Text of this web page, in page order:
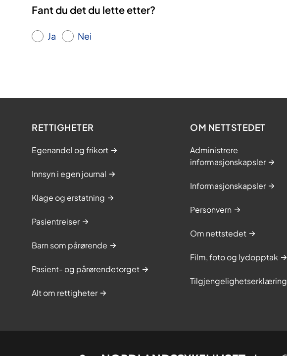
Fant du det du lette etter?
Ja Nei
RETTIGHETER
Egenandel og frikort
Innsyn i egen journal
Klage og erstatning
Pasientreiser
Barn som pårørende
Pasient- og pårørendetorget
Alt om rettigheter
OM NETTSTEDET
Administrere
informasjonskapsler
Informasjonskapsler
Personvern
Om nettstedet
Film, foto og lydopptak
Tilgjengelighetserklæring